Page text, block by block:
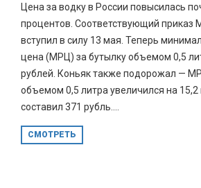
Цена за водку в России повысилась
процентов. Соответствующий
вступил в силу 13 мая. Теперь
цена (МРЦ) за бутылку объемом 0,5
рублей. Коньяк также подорожал —
объемом 0,5 литра увеличился на 15,2
составил 371 рубль....
СМОТРЕТЬ